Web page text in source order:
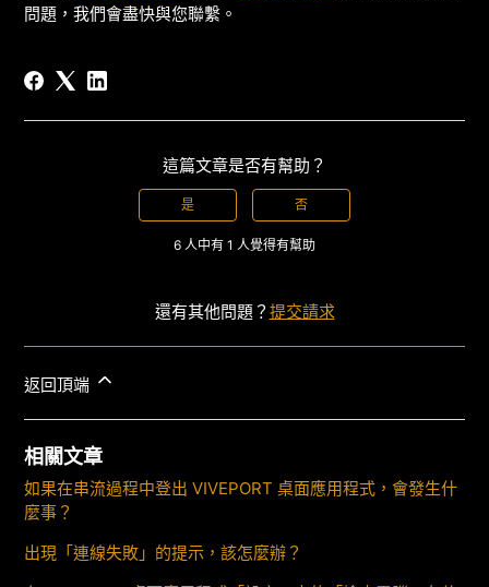
問題，我們會盡快與您聯繫。
這篇文章是否有幫助？
是 否
6 人中有 1 人覺得有幫助
還有其他問題？ 提交請求
返回頂端
相關文章
如果在串流過程中登出 VIVEPORT 桌面應用程式，會發生什
麼事？
出現「連線失敗」的提示，該怎麼辦？